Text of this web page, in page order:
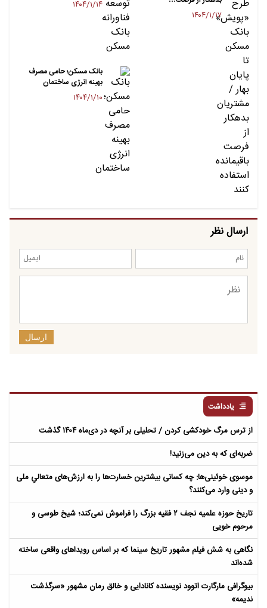
۱۴۰۴/۱/۱۷
۱۴۰۴/۱/۱۴
بانک مسکن؛ حامی مصرف
بهینه انرژی ساختمان
۱۴۰۴/۱/۱۰
ارسال نظر
ارسال
یادداشت
از ترس مرگ خودکشی کردن / تحلیلی بر آنچه در دی‌ماه ۱۴۰۴ گذشت
ضربه‌ای که به دین می‌زنید!
موسوی خوئینی‌ها: چه کسانی بیشترین خسارت‌ها را به ارزش‌های متعالیِ ملی
و دینی وارد می‌کنند؟
تاریخ حوزه علمیه نجف ۲ فقیه بزرگ را فراموش نمی‌کند؛ شیخ طوسی و
مرحوم خویی
نگاهی به شش فیلم مشهور تاریخ سینما که بر اساس رویداهای واقعی ساخته
شده‌اند
بیوگرافی مارگارت اتوود نویسنده کانادایی و خالق رمان مشهور «سرگذشت
ندیمه»